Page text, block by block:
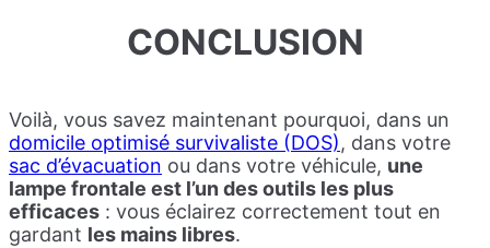
CONCLUSION
Voilà, vous savez maintenant pourquoi, dans un
domicile optimisé survivaliste (DOS), dans votre
sac d’évacuation ou dans votre véhicule, une
lampe frontale est l’un des outils les plus
efficaces : vous éclairez correctement tout en
gardant les mains libres.